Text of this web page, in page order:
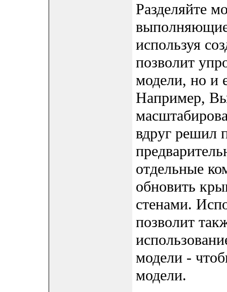
Разделяйте
используя
позволит
модели, но и
Например, Вы
вдруг решил
отдельные
обновить
стенами.
позволит
модели -
модели.